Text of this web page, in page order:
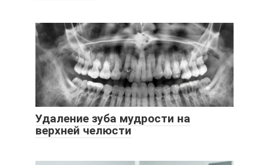
Удаление зуба мудрости на
верхней челюсти